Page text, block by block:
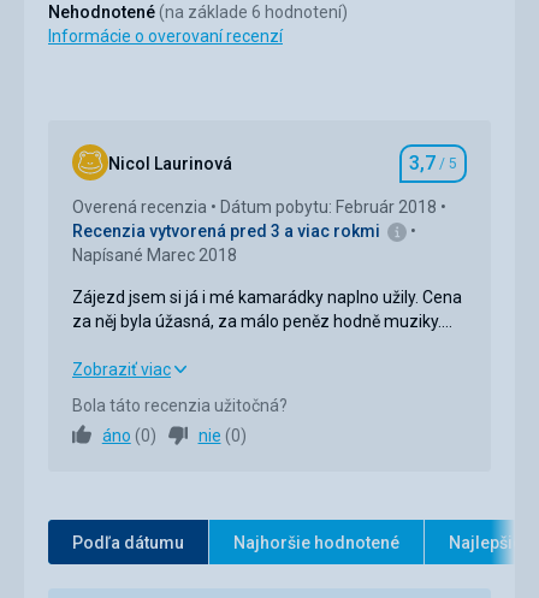
Nehodnotené (na základe 6 hodnotení)
Informácie o overovaní recenzí
Nicol Laurinová Hodnotenie
3,7 / 5
Overená recenzia
Dátum pobytu: Február 2018
Recenzia vytvorená pred 3 a viac rokmi
Napísané Marec 2018
Zájezd jsem si já i mé kamarádky naplno užily. Cena
za něj byla úžasná, za málo peněz hodně muziky.
byl dobře zorganizovan, velikou výhodou bylo, že
skibusů.
Zájezd jsem si já i mé kamarádky naplno užily. Cena
Nejvíce jsme ocenily areál, který je nádherný. Zájezd
byl dobře zorganizovan, velikou výhodou bylo, že
Strava / 5
Zobraziť viac
Bola táto recenzia užitočná?
áno (0) nie (0)
Podľa dátumu Najhoršie hodnotené Najlepšie